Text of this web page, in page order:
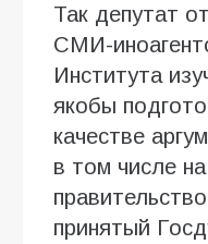
Так депутат
СМИ-
Института
якобы
качестве
в том числе
принятый